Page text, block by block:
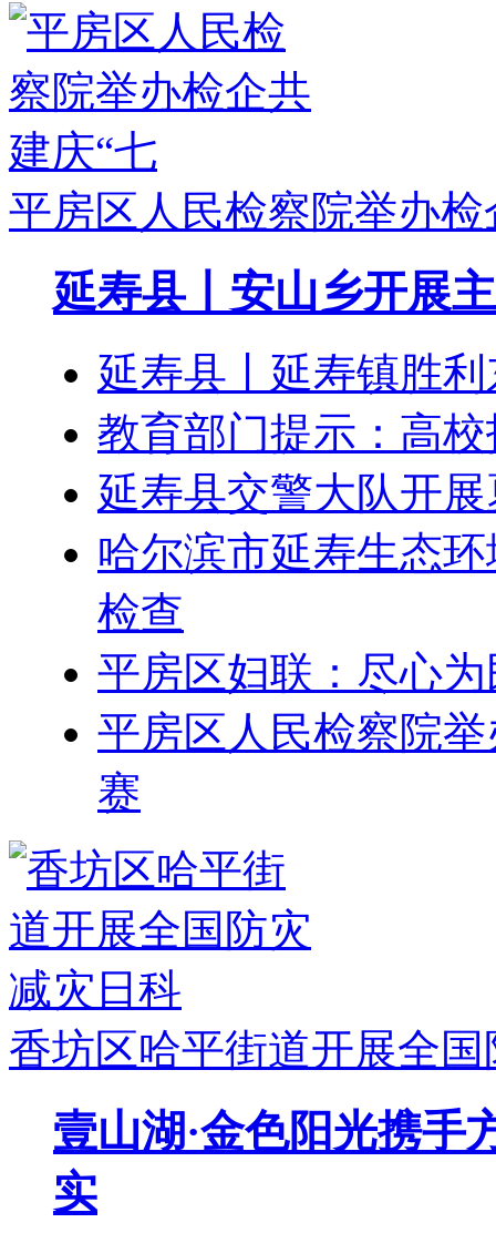
平房区人民检察院举办检
延寿县丨安山乡开展
延寿县丨延寿镇胜
教育部门提示：高
延寿县交警大队开
哈尔滨市延寿生态
检查
平房区妇联：尽心
平房区人民检察院
赛
香坊区哈平街道开展全
壹山湖·金色阳光携手
实